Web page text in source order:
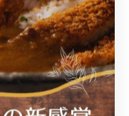
2026/07/25
2026/07/20